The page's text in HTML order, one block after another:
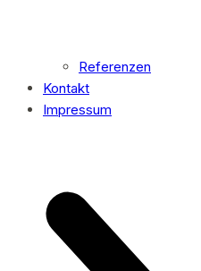
Referenzen
Kontakt
Impressum